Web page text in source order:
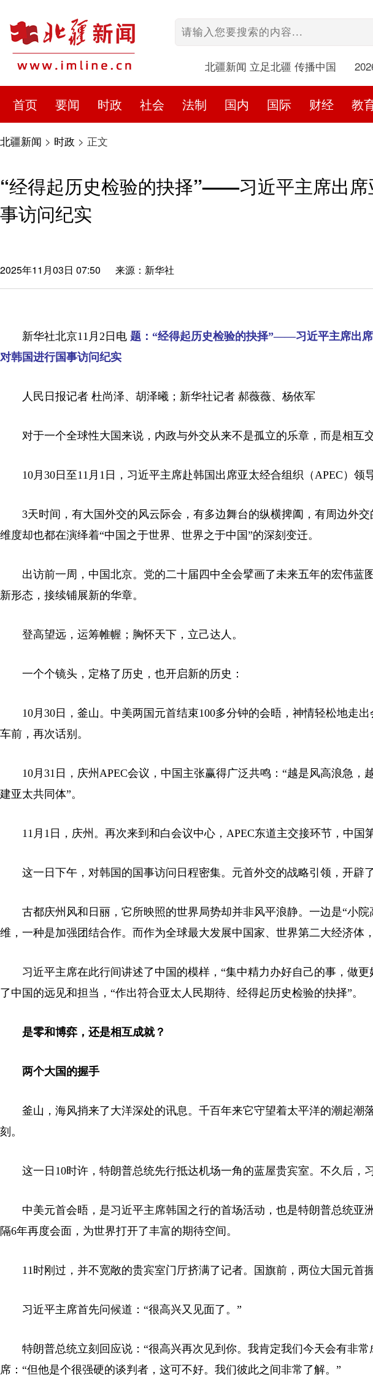
北疆新闻 立足北疆 传播中国
首页 要闻 时政 社会 法制 国内 国际 财经 教
北疆新闻 > 时政 > 正文
“经得起历史检验的抉择”——习近平主席出
事访问纪实
2025年11月03日 07:50 来源：新华社
新华社北京11月2日电 题：“经得起历史检验的抉择”——习近平主席出席
对韩国进行国事访问纪实
人民日报记者 杜尚泽、胡泽曦；新华社记者 郝薇薇、杨依军
对于一个全球性大国来说，内政与外交从来不是孤立的乐章，而是相互
10月30日至11月1日，习近平主席赴韩国出席亚太经合组织（APEC）领
3天时间，有大国外交的风云际会，有多边舞台的纵横捭阖，有周边外
维度却也都在演绎着“中国之于世界、世界之于中国”的深刻变迁。
出访前一周，中国北京。党的二十届四中全会擘画了未来五年的宏伟蓝
新形态，接续铺展新的华章。
登高望远，运筹帷幄；胸怀天下，立己达人。
一个个镜头，定格了历史，也开启新的历史：
10月30日，釜山。中美两国元首结束100多分钟的会晤，神情轻松地走
车前，再次话别。
10月31日，庆州APEC会议，中国主张赢得广泛共鸣：“越是风高浪急，
建亚太共同体”。
11月1日，庆州。再次来到和白会议中心，APEC东道主交接环节，中国
这一日下午，对韩国的国事访问日程密集。元首外交的战略引领，开辟
古都庆州风和日丽，它所映照的世界局势却并非风平浪静。一边是“小
维，一种是加强团结合作。而作为全球最大发展中国家、世界第二大经济体
习近平主席在此行间讲述了中国的模样，“集中精力办好自己的事，做
了中国的远见和担当，“作出符合亚太人民期待、经得起历史检验的抉择”。
是零和博弈，还是相互成就？
两个大国的握手
釜山，海风捎来了大洋深处的讯息。千百年来它守望着太平洋的潮起潮
刻。
这一日10时许，特朗普总统先行抵达机场一角的蓝屋贵宾室。不久后，
中美元首会晤，是习近平主席韩国之行的首场活动，也是特朗普总统亚
隔6年再度会面，为世界打开了丰富的期待空间。
11时刚过，并不宽敞的贵宾室门厅挤满了记者。国旗前，两位大国元首
习近平主席首先问候道：“很高兴又见面了。”
特朗普总统立刻回应说：“很高兴再次见到你。我肯定我们今天会有非
席：“但他是个很强硬的谈判者，这可不好。我们彼此之间非常了解。”